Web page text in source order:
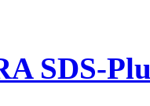
SDS-